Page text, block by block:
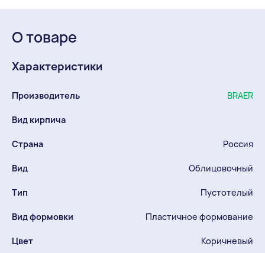
О товаре
Характеристики
Производитель BRAER
Вид кирпича
Страна Россия
Вид Облицовочный
Тип Пустотелый
Вид формовки Пластичное формование
Цвет Коричневый